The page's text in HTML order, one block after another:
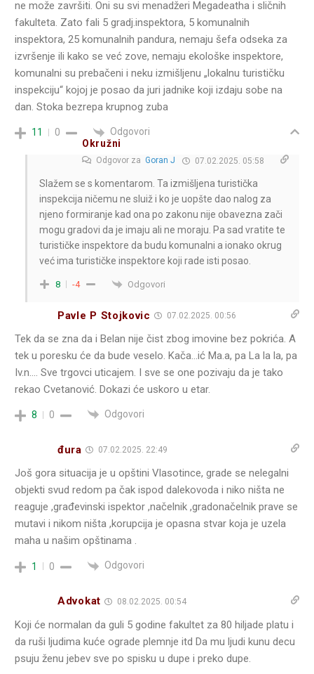
ne može završiti. Oni su svi menadžeri Megadeatha i sličnih
fakulteta. Zato fali 5 gradj.inspektora, 5 komunalnih
inspektora, 25 komunalnih pandura, nemaju šefa odseka za
izvršenje ili kako se već zove, nemaju ekološke inspektore,
komunalni su prebačeni i neku izmišljenu „lokalnu turističku
inspekciju“ kojoj je posao da juri jadnike koji izdaju sobe na
dan. Stoka bezrepa krupnog zuba
11 0
Odgovori
Okružni
Odgovor za Goran J 07.02.2025. 05:58
Slažem se s komentarom. Ta izmišljena turistička
inspekcija ničemu ne sluiž i ko je uopšte dao nalog za
njeno formiranje kad ona po zakonu nije obavezna zači
mogu gradovi da je imaju ali ne moraju. Pa sad vratite te
turističke inspektore da budu komunalni a ionako okrug
već ima turističke inspektore koji rade isti posao.
8 -4 Odgovori
Pavle P Stojkovic 07.02.2025. 00:56
Tek da se zna da i Belan nije čist zbog imovine bez pokrića. A
tek u poresku će da bude veselo. Kača…ić Ma.a, pa La la la, pa
Iv.n…. Sve trgovci uticajem. I sve se one pozivaju da je tako
rekao Cvetanović. Dokazi će uskoro u etar.
8 0 Odgovori
đura 07.02.2025. 22:49
Još gora situacija je u opštini Vlasotince, grade se nelegalni
objekti svud redom pa čak ispod dalekovoda i niko ništa ne
reaguje ,građevinski ispektor ,načelnik ,gradonačelnik prave se
mutavi i nikom ništa ,korupcija je opasna stvar koja je uzela
maha u našim opštinama .
1 0 Odgovori
Advokat 08.02.2025. 00:54
Koji će normalan da guli 5 godine fakultet za 80 hiljade platu i
da ruši ljudima kuće ograde plemnje itd Da mu ljudi kunu decu
psuju ženu jebev sve po spisku u dupe i preko dupe.